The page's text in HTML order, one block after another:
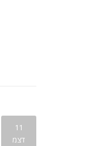
11
דצמ